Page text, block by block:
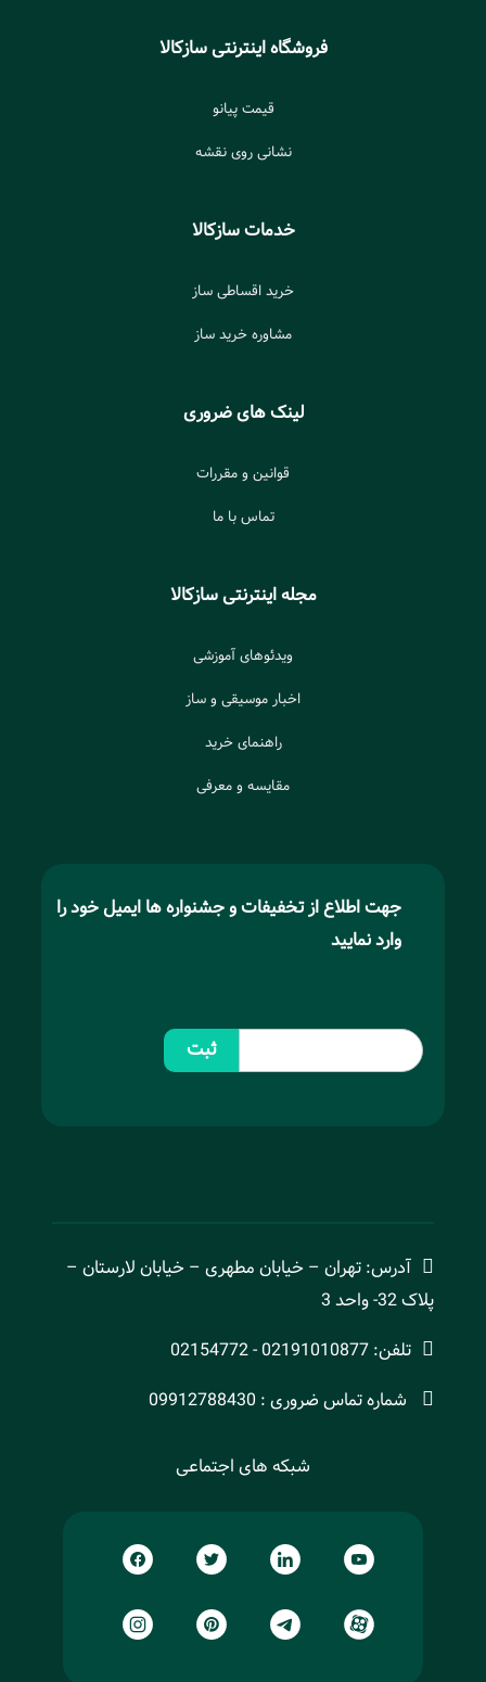
فروشگاه اینترنتی سازکالا
قیمت پیانو
نشانی روی نقشه
خدمات سازکالا
خرید اقساطی ساز
مشاوره خرید ساز
لینک های ضروری
قوانین و مقررات
تماس با ما
مجله اینترنتی سازکالا
ویدئوهای آموزشی
اخبار موسیقی و ساز
راهنمای خرید
مقایسه و معرفی
جهت اطلاع از تخفیفات و جشنواره ها ایمیل خود را
وارد نمایید
ثبت
آدرس: تهران – خیابان مطهری – خیابان لارستان –
پلاک 32- واحد 3
تلفن: 02191010877 - 02154772
شماره تماس ضروری : 09912788430
شبکه های اجتماعی